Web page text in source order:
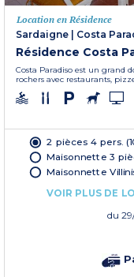
Location en Résidence
Sardaigne
Costa
Résidence Costa
Costa Paradiso est un grand
rochers avec restaurants,
2 pièces 4 pers.
Maisonnette 3
Maisonnette
VOIR PLUS DE
du